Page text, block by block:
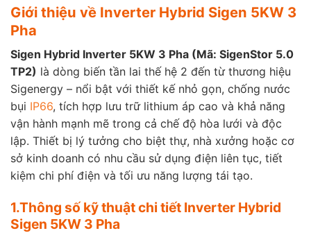
Giới thiệu về Inverter Hybrid Sigen 5KW 3
Pha
Sigen Hybrid Inverter 5KW 3 Pha (Mã: SigenStor 5.0
TP2) là dòng biến tần lai thế hệ 2 đến từ thương hiệu
Sigenergy – nổi bật với thiết kế nhỏ gọn, chống nước
bụi IP66, tích hợp lưu trữ lithium áp cao và khả năng
vận hành mạnh mẽ trong cả chế độ hòa lưới và độc
lập. Thiết bị lý tưởng cho biệt thự, nhà xưởng hoặc cơ
sở kinh doanh có nhu cầu sử dụng điện liên tục, tiết
kiệm chi phí điện và tối ưu năng lượng tái tạo.
1.Thông số kỹ thuật chi tiết Inverter Hybrid
Sigen 5KW 3 Pha